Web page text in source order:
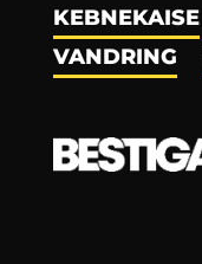
KEBNEKAISE
VANDRING